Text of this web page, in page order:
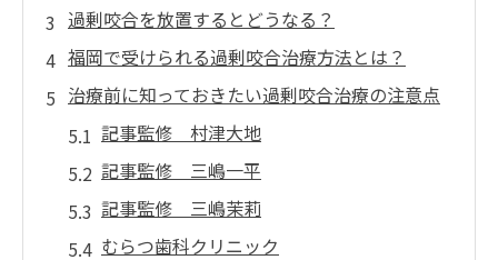
過剰咬合を放置するとどうなる？
福岡で受けられる過剰咬合治療方法とは？
治療前に知っておきたい過剰咬合治療の注意点
記事監修 村津大地
記事監修 三嶋一平
記事監修 三嶋茉莉
むらつ歯科クリニック